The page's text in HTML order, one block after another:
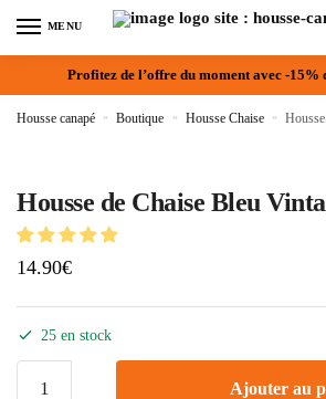
MENU
Profitez de l’offre du moment avec -15%
Housse canapé » Boutique » Housse Chaise »
Housse de Chaise Bleu
14.90€
25 en stock
Ajouter au